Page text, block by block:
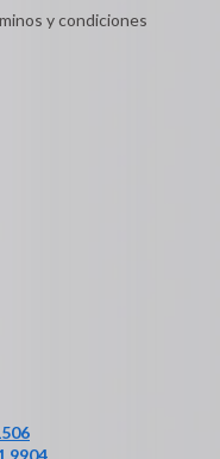
y condiciones
9904